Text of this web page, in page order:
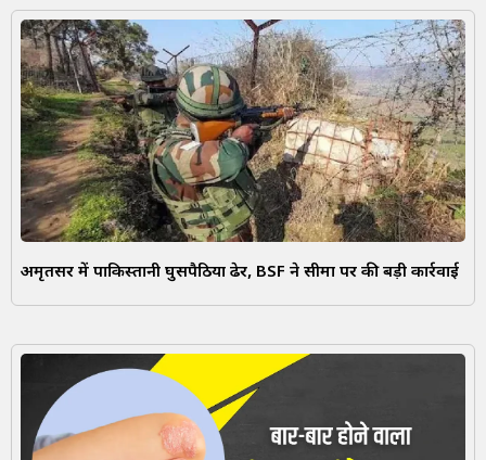
अमृतसर में पाकिस्तानी घुसपैठिया ढेर, BSF ने सीमा पर की बड़ी कार्रवाई